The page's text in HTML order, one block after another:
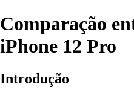
Comparação
iPhone 12 Pro
Introdução